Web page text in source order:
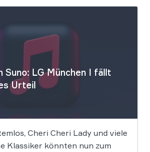
Suno: LG München I fällt
Urteil
Cheri Cheri Lady und viele
Klassiker könnten nun zum